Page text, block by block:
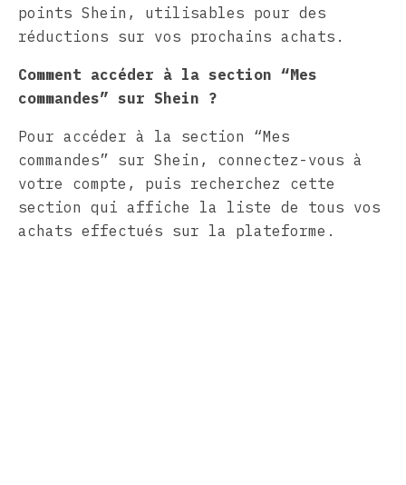
points Shein, utilisables pour des
réductions sur vos prochains achats.
Comment accéder à la section “Mes
commandes” sur Shein ?
Pour accéder à la section “Mes
commandes” sur Shein, connectez-vous à
votre compte, puis recherchez cette
section qui affiche la liste de tous vos
achats effectués sur la plateforme.